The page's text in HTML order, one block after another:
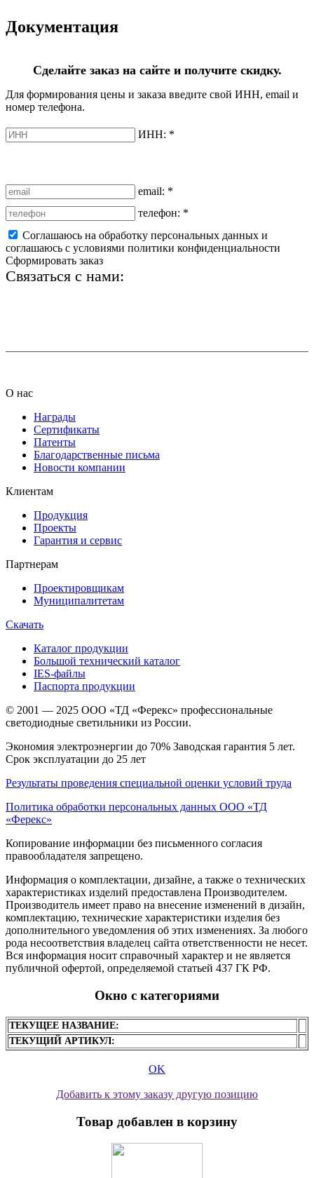
Документация
Сделайте заказ на сайте и получите скидку.
Для формирования цены и заказа введите свой ИНН, email и
номер телефона.
ИНН: *
email: *
телефон: *
Соглашаюсь на обработку персональных данных и
соглашаюсь с условиями политики конфиденциальности
Сформировать заказ
Связаться с нами:
О нас
Награды
Сертификаты
Патенты
Благодарственные письма
Новости компании
Клиентам
Продукция
Проекты
Гарантия и сервис
Партнерам
Проектировщикам
Муниципалитетам
Скачать
Каталог продукции
Большой технический каталог
IES-файлы
Паспорта продукции
© 2001 — 2025 ООО «ТД «Ферекс» профессиональные
светодиодные светильники из России.
Экономия электроэнергии до 70% Заводская гарантия 5 лет.
Срок эксплуатации до 25 лет
Результаты проведения специальной оценки условий труда
Политика обработки персональных данных ООО «ТД
«Ферекс»
Копирование информации без письменного согласия
правообладателя запрещено.
Информация о комплектации, дизайне, а также о технических
характеристиках изделий предоставлена Производителем.
Производитель имеет право на внесение изменений в дизайн,
комплектацию, технические характеристики изделия без
дополнительного уведомления об этих изменениях. За любого
рода несоответствия владелец сайта ответственности не несет.
Вся информация носит справочный характер и не является
публичной офертой, определяемой статьей 437 ГК РФ.
Окно с категориями
ТЕКУЩЕЕ НАЗВАНИЕ:
ТЕКУЩИЙ АРТИКУЛ:
OK
Добавить к этому заказу другую позицию
Товар добавлен в корзину